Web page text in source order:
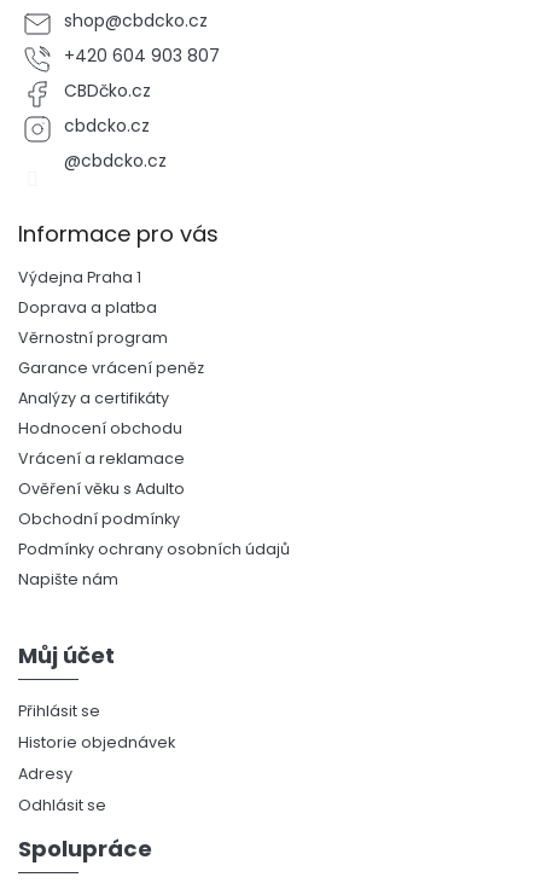
shop@cbdcko.cz
+420 604 903 807
CBDčko.cz
cbdcko.cz
@cbdcko.cz
Informace pro vás
Výdejna Praha 1
Doprava a platba
Věrnostní program
Garance vrácení peněz
Analýzy a certifikáty
Hodnocení obchodu
Vrácení a reklamace
Ověření věku s Adulto
Obchodní podmínky
Podmínky ochrany osobních údajů
Napište nám
Můj účet
Přihlásit se
Historie objednávek
Adresy
Odhlásit se
Spolupráce